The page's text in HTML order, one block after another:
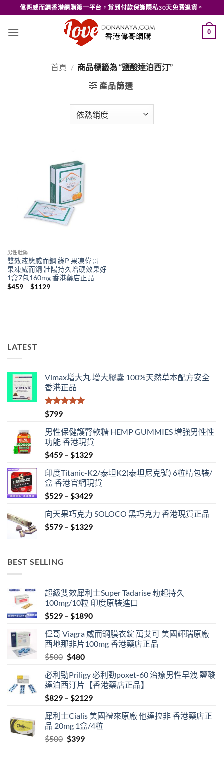
to
content
偉哥威而鋼香港網購第一平台，貨到付款保護隱私30天免費退貨。
0
首頁 / 商品標籤為 “鹽酸達泊西汀”
產品篩選
男性壯陽
雙效液態威而鋼 綠P 果凍偉哥
果凍威而鋼 壯陽持久增硬效果好
1盒7包160mg 香港藥店正品
$459 – $1129Price
LATEST
Vimax增大丸 增大膠囊 100%天然草本配方安全
香港正品
評分
滿分 5
$799
男性保健護腎軟糖 HEMP GUMMIES 增強男性性
功能 香港現貨
$459 – $1329Price
$459
through
$1329
印度Titanic-K2/泰坦K2(泰坦尼克號) 6粒精包裝/
盒 香港官網現貨
$529 – $3429Price
$529
through
向天果巧克力 SOLOCO 黑巧克力 香港現貨正品
$579 – $1329Price
BEST SELLING
超級雙效犀利士Super Tadarise 勃起持久
100mg/10粒 印度原裝進口
$529 – $1890Price
$529
through
偉哥 Viagra 威而鋼膜衣錠 萬艾可 美國輝瑞原廠
西地那非片100mg 香港藥店正品
$500 Original
was:
$500.
$480Current
is:
$480.
必利勁Priligy 必利勁poxet-60 治療男性早洩 鹽酸
達泊西汀片【香港藥店正品】
$829 – $2129Price
$829
through
犀利士Cialis 美國禮來原廠 他達拉非 香港藥店正
品 20mg 1盒/4粒
$500 Original
$399Current